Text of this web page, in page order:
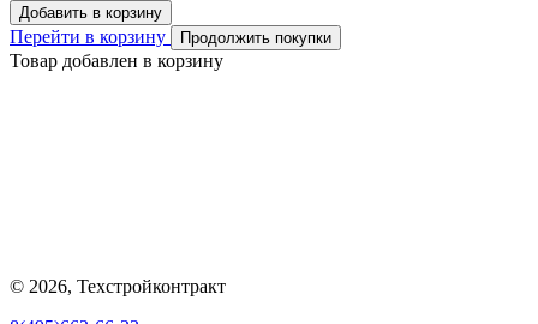
Добавить в корзину
Перейти в корзину Продолжить покупки
Товар добавлен в корзину
© 2026, Техстройконтракт